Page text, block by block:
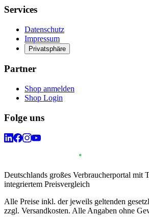
Services
Datenschutz
Impressum
Privatsphäre
Partner
Shop anmelden
Shop Login
Folge uns
Deutschlands großes Verbraucherportal mit
integriertem Preisvergleich
Alle Preise inkl. der jeweils geltenden
zzgl. Versandkosten. Alle Angaben ohne